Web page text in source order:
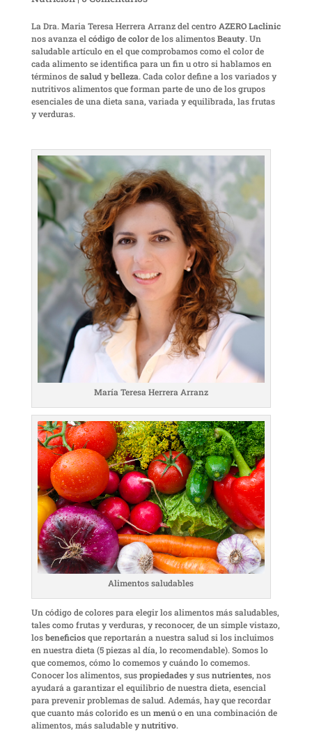
La Dra. Maria Teresa Herrera Arranz del centroAZERO Laclinic
nos avanza elcódigo de colorde los alimentosBeauty. Un
saludable artículo en el que comprobamos como el color de
cada alimento se identifica para un fin u otro si hablamos en
términos desaludybelleza. Cada color define a los variados y
nutritivos alimentos que forman parte de uno de los grupos
esenciales de una dieta sana, variada y equilibrada, las frutas
y verduras.
María Teresa Herrera Arranz
Alimentos saludables
Un código de colores para elegir los alimentos más saludables,
tales como frutas y verduras, y reconocer, de un simple vistazo,
losbeneficiosque reportarán a nuestra salud si los incluimos
en nuestra dieta (5 piezas al día, lo recomendable). Somos lo
que comemos, cómo lo comemos y cuándo lo comemos.
Conocer los alimentos, suspropiedadesy susnutrientes, nos
ayudará a garantizar el equilibrio de nuestra dieta, esencial
para prevenir problemas de salud. Además, hay que recordar
que cuanto más colorido es un menúo en una combinación de
alimentos, más saludable ynutritivo.